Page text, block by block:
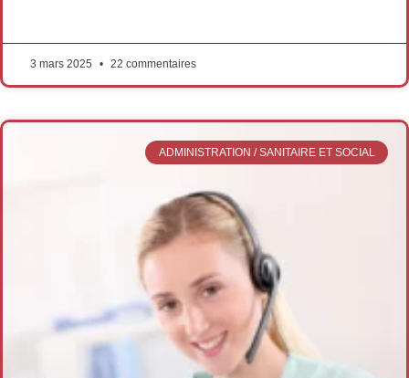
3 mars 2025 22 commentaires
ADMINISTRATION / SANITAIRE ET SOCIAL